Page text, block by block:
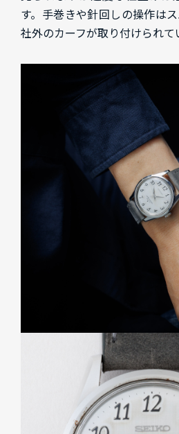
す。手巻きや針回しの操作は
社外のカーフが取り付けられて